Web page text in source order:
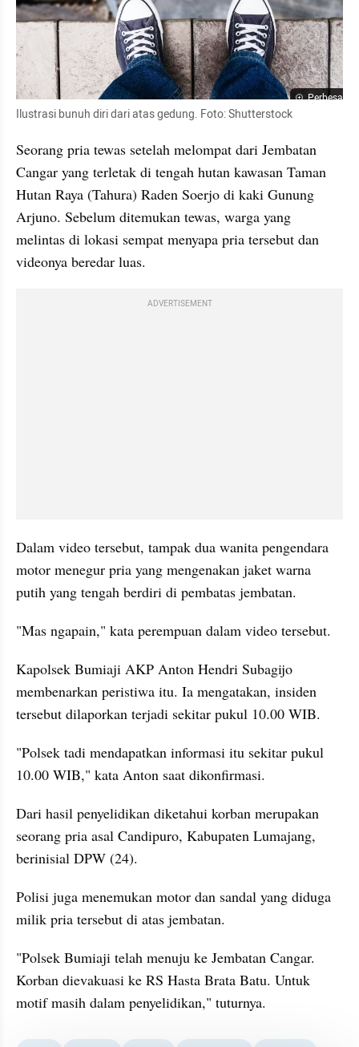
Perbesar
Ilustrasi bunuh diri dari atas gedung. Foto: Shutterstock
Seorang pria tewas setelah melompat dari Jembatan
Cangar yang terletak di tengah hutan kawasan Taman
Hutan Raya (Tahura) Raden Soerjo di kaki Gunung
Arjuno. Sebelum ditemukan tewas, warga yang
melintas di lokasi sempat menyapa pria tersebut dan
videonya beredar luas.
ADVERTISEMENT
Dalam video tersebut, tampak dua wanita pengendara
motor menegur pria yang mengenakan jaket warna
putih yang tengah berdiri di pembatas jembatan.
"Mas ngapain," kata perempuan dalam video tersebut.
Kapolsek Bumiaji AKP Anton Hendri Subagijo
membenarkan peristiwa itu. Ia mengatakan, insiden
tersebut dilaporkan terjadi sekitar pukul 10.00 WIB.
"Polsek tadi mendapatkan informasi itu sekitar pukul
10.00 WIB," kata Anton saat dikonfirmasi.
Dari hasil penyelidikan diketahui korban merupakan
seorang pria asal Candipuro, Kabupaten Lumajang,
berinisial DPW (24).
Polisi juga menemukan motor dan sandal yang diduga
milik pria tersebut di atas jembatan.
"Polsek Bumiaji telah menuju ke Jembatan Cangar.
Korban dievakuasi ke RS Hasta Brata Batu. Untuk
motif masih dalam penyelidikan," tuturnya.